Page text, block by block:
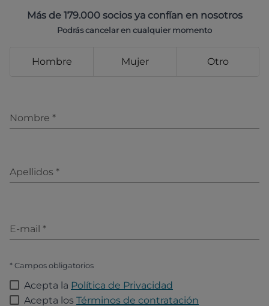
Más de 179.000 socios ya confían en nosotros
Podrás cancelar en cualquier momento
Hombre Mujer Otro
Nombre *
Apellidos *
E-mail *
* Campos obligatorios
Acepta la Política de Privacidad
Acepta los Términos de contratación